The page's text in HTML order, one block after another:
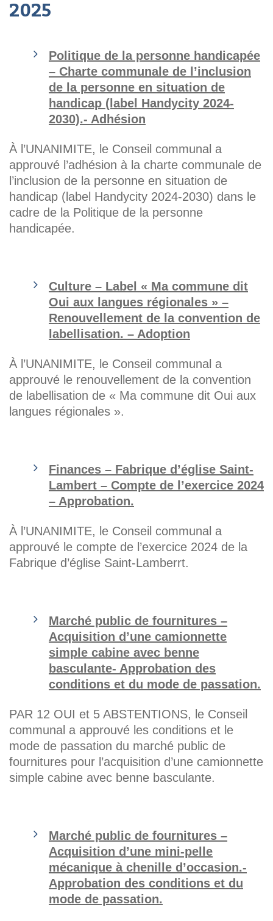
2025
Politique de la personne handicapée
– Charte communale de l’inclusion
de la personne en situation de
handicap (label Handycity 2024-
2030).- Adhésion
À l’UNANIMITE, le Conseil communal a
approuvé l’adhésion à la charte communale de
l’inclusion de la personne en situation de
handicap (label Handycity 2024-2030) dans le
cadre de la Politique de la personne
handicapée.
Culture – Label « Ma commune dit
Oui aux langues régionales » –
Renouvellement de la convention de
labellisation. – Adoption
À l’UNANIMITE, le Conseil communal a
approuvé le renouvellement de la convention
de labellisation de « Ma commune dit Oui aux
langues régionales ».
Finances – Fabrique d’église Saint-
Lambert – Compte de l’exercice 2024
– Approbation.
À l’UNANIMITE, le Conseil communal a
approuvé le compte de l’exercice 2024 de la
Fabrique d’église Saint-Lamberrt.
Marché public de fournitures –
Acquisition d’une camionnette
simple cabine avec benne
basculante- Approbation des
conditions et du mode de passation.
PAR 12 OUI et 5 ABSTENTIONS, le Conseil
communal a approuvé les conditions et le
mode de passation du marché public de
fournitures pour l’acquisition d’une camionnette
simple cabine avec benne basculante.
Marché public de fournitures –
Acquisition d’une mini-pelle
mécanique à chenille d’occasion.-
Approbation des conditions et du
mode de passation.